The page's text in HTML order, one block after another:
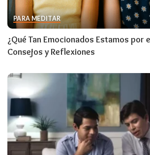
PARA MEDITAR
¿Qué Tan Emocionados Estamos por
Consejos y Reflexiones